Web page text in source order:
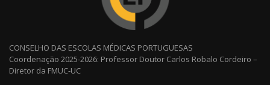
CONSELHO DAS ESCOLAS MÉDICAS PORTUGUESAS
Coordenação 2025-2026: Professor Doutor Carlos Robalo Cordeiro –
Diretor da FMUC-UC